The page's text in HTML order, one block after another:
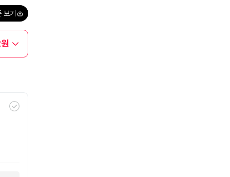
보기